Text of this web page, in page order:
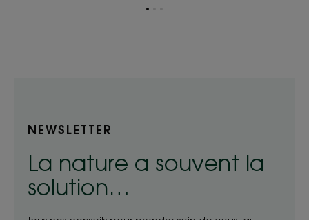
Aller
NEWSLETTER
La nature a souvent la
solution…